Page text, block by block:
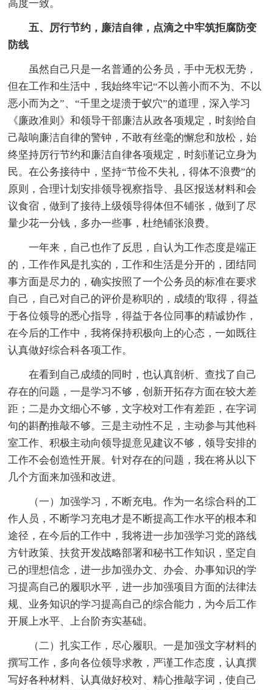
高度一致。
五、厉行节约，廉洁自律，点滴之中牢筑拒腐防变
防线
虽然自己只是一名普通的公务员，手中无权无势，
但在工作和生活中，我始终牢记“不以善小而不为、不以
恶小而为之”、“千里之堤溃于蚁穴”的道理，深入学习
《廉政准则》和领导干部廉洁从政各项规定，时刻给自
己敲响廉洁自律的警钟，不敢有丝毫的懈怠和放松，始
终坚持厉行节约和廉洁自律各项规定，时刻谨记立身为
民。在公务接待中，坚持“节俭不失礼，得体不浪费”的
原则，合理计划安排领导视察指导、县区报送材料和会
议食宿，做到了接待上级领导得体但不铺张，做到了尽
量少花一分钱，多办一些事，杜绝铺张浪费。
一年来，自己也作了反思，自认为工作态度是端正
的，工作作风是扎实的，工作和生活是分开的，团结同
事方面是尽力的，确实按照了一个公务员的标准在要求
自己，自己对自己的评价是称职的，成绩的'取得，得益
于各位领导的悉心指导，得益于各位同事的精诚协作，
在今后的工作中，我将保持积极向上的心态，一如既往
认真做好综合科各项工作。
在看到自己成绩的同时，也认真剖析、查找了自己
存在的问题，一是学习不够，创新开拓存方面在较大差
距；二是办文细心不够，文字校对工作有差距，在字词
句的斟酌推敲不够。三是主动性不足，主动参与其他科
室工作、积极主动向领导提意见建议不够，领导安排的
工作不会创造性开展。针对存在的问题，我在将从以下
几个方面来加强和改进。
（一）加强学习，不断充电。作为一名综合科的工
作人员，不断学习充电才是不断提高工作水平的根本和
途径，在今后的工作中，我将进一步加强学习党的路线
方针政策、扶贫开发战略部署和秘书工作知识，坚定自
己的理想信念，进一步加强办文、办会、办事知识的学
习提高自己的履职水平，进一步加强项目方面的法律法
规、业务知识的学习提高自己的综合能力，为今后工作
开展上水平、上台阶夯实基础。
（二）扎实工作，尽心履职。一是加强文字材料的
撰写工作，多向各位领导求教，严谨工作态度，认真撰
写好各种材料、认真做好校对、精心推敲字词，使自己